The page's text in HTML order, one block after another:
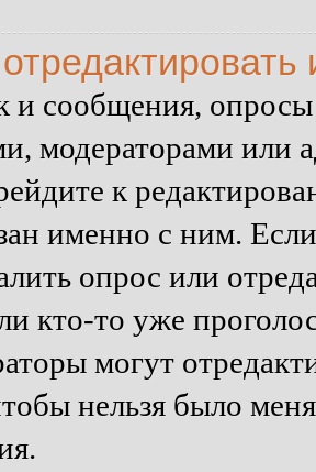
и сообщения, опросы
модераторами или
к
именно с ним.
опрос или
кто-то уже
могут
нельзя было